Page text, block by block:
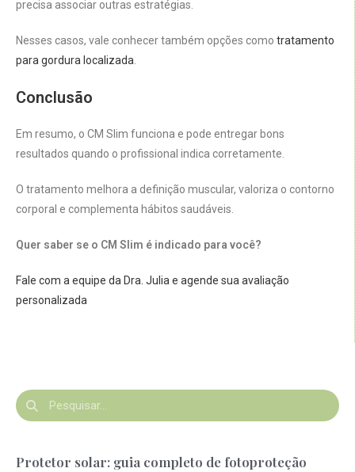
precisa associar outras estratégias.
Nesses casos, vale conhecer também opções como tratamento
para gordura localizada.
Conclusão
Em resumo, o CM Slim funciona e pode entregar bons
resultados quando o profissional indica corretamente.
O tratamento melhora a definição muscular, valoriza o contorno
corporal e complementa hábitos saudáveis.
Quer saber se o CM Slim é indicado para você?
Fale com a equipe da Dra. Julia e agende sua avaliação
personalizada
Protetor solar: guia completo de fotoproteção